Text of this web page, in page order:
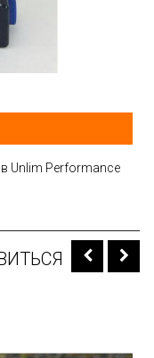
Unlim Performance